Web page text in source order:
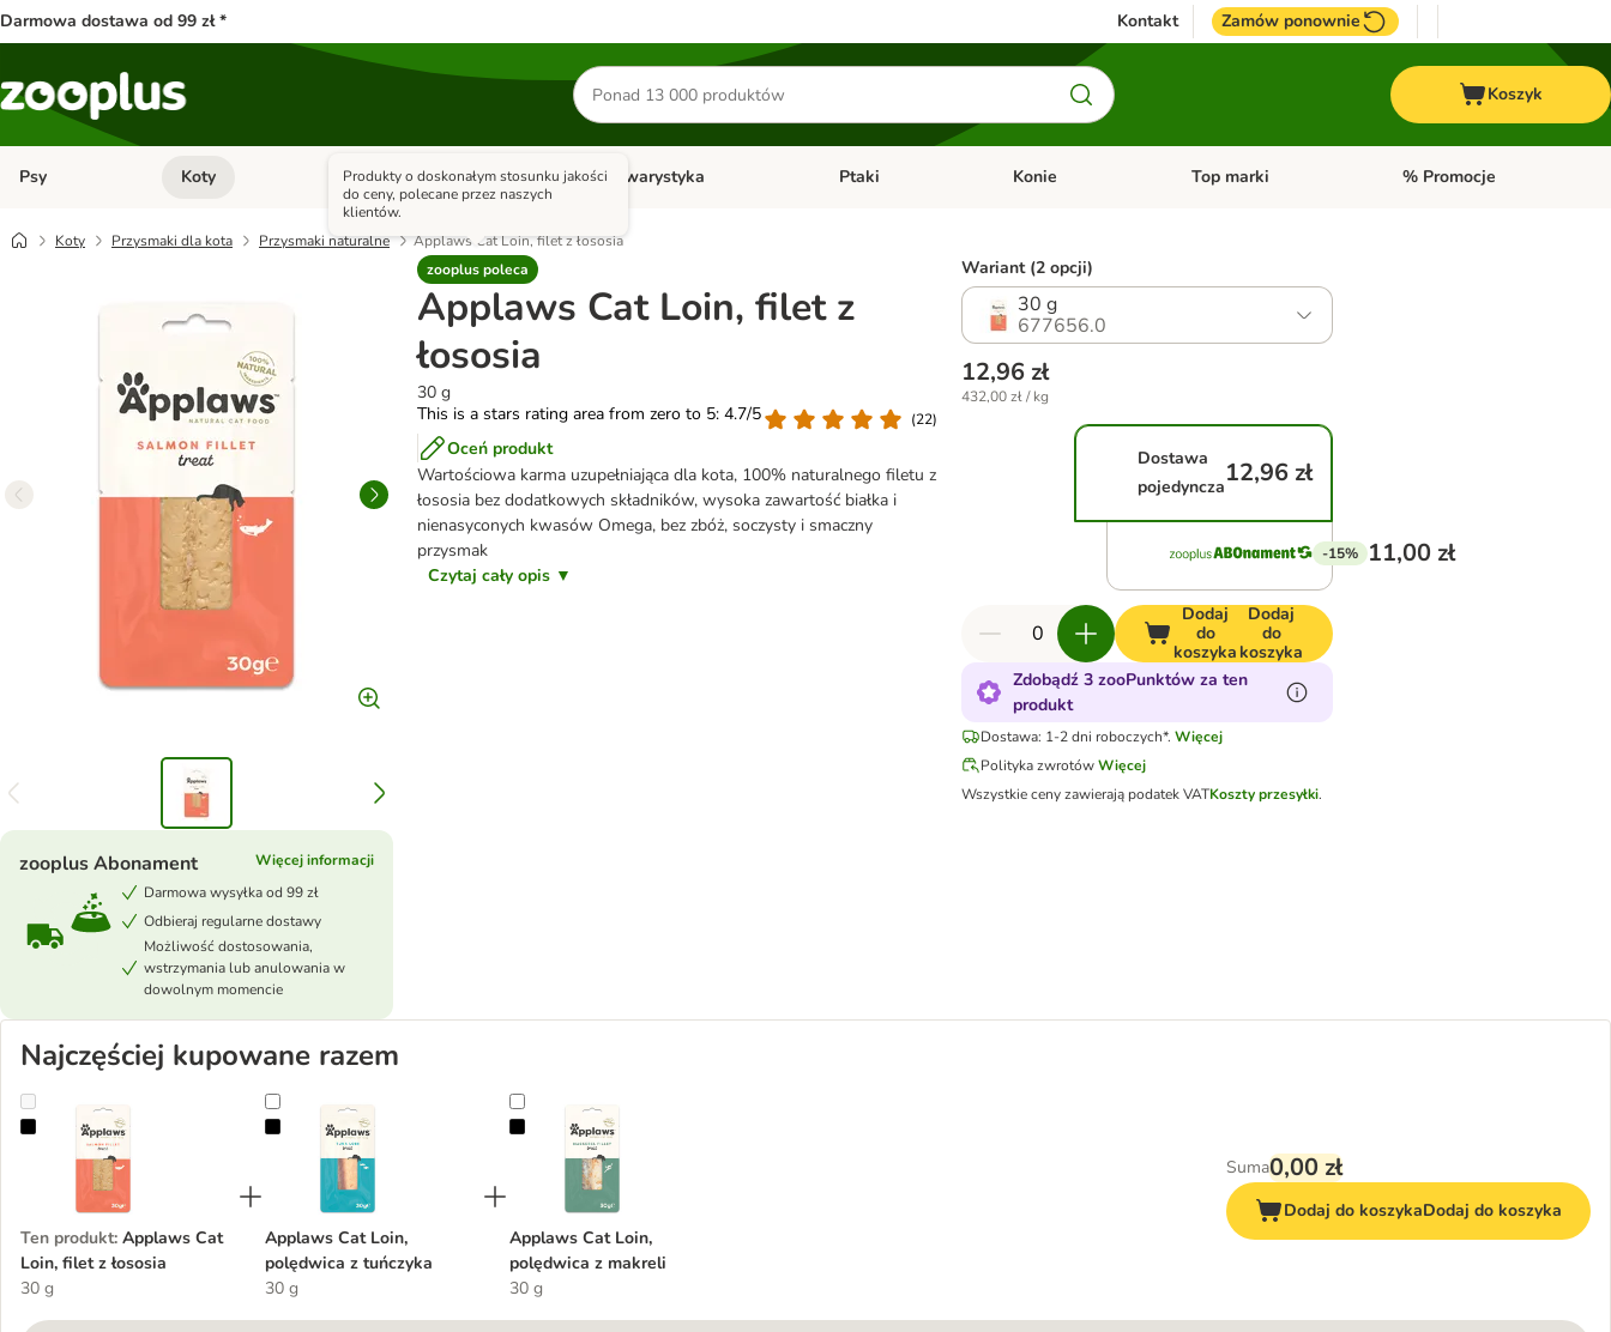
Darmowa dostawa od 99 zł * Kontakt Zamów ponownie
Szukaj
produktów
Koszyk
Psy Otwórz menu kategorii: Psy
Koty Otwórz menu kategorii: Koty
Małe zwierzęta Otwórz menu kategorii: Małe zwierzęta
Akwarystyka Otwórz menu kategorii: Akwarystyka
Ptaki Otwórz menu kategorii: Ptaki
Konie Otwórz menu kategorii: Konie
Top marki Otwórz menu kategorii: Top
% Promocje
Koty Przysmaki dla kota Przysmaki naturalne
Applaws Cat Loin, filet z łososia
zooplus poleca
Produkty o doskonałym stosunku jakości
do ceny, polecane przez naszych
klientów.
Applaws Cat Loin, filet z
łososia
30 g
This is a stars rating area from zero to 5: 4.7/5
(22)
Oceń produkt
Wartościowa karma uzupełniająca dla kota, 100% naturalnego filetu z
łososia bez dodatkowych składników, wysoka zawartość białka i
nienasyconych kwasów Omega, bez zbóż, soczysty i smaczny
przysmak
Czytaj cały opis ▼
zooplus Abonament
Więcej informacji
Darmowa wysyłka od 99 zł
Odbieraj regularne dostawy
Możliwość dostosowania,
wstrzymania lub anulowania w
dowolnym momencie
Wariant (2 opcji)
30 g
677656.0
12,96 zł
432,00 zł / kg
Dostawa
pojedyncza12,96 zł
-15% 11,00 zł
Dodaj
do
koszyka
Dodaj
do
koszyka
Zdobądź 3 zooPunktów za ten
produkt
Dostawa: 1-2 dni roboczych*. Więcej
Polityka zwrotówWięcej
Wszystkie ceny zawierają podatek VATKoszty przesyłki.
Najczęściej kupowane razem
Applaws Cat Loin, filet z łososia
Ten produkt: Applaws Cat
Loin, filet z łososia
30 g
Applaws Cat Loin, polędwica z tuńczyka
Applaws Cat Loin,
polędwica z tuńczyka
30 g
Applaws Cat Loin, polędwica z makreli
Applaws Cat Loin,
polędwica z makreli
30 g
Suma0,00 zł
Dodaj do koszykaDodaj do koszyka